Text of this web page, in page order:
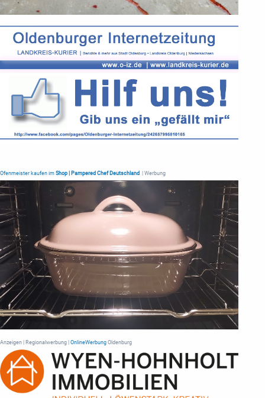
Ofenmeister kaufen im Shop | Pampered Chef Deutschland | Werbung
Anzeigen | Regionalwerbung | OnlineWerbung Oldenburg